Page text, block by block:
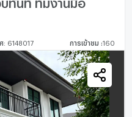
: 6148017 การเข้าชม :160